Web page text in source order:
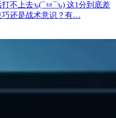
不上去ԅ(¯ㅂ¯ԅ) 这1分到底差
巧还是战术意识？有…